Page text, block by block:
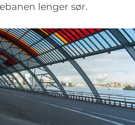
lenger sør.